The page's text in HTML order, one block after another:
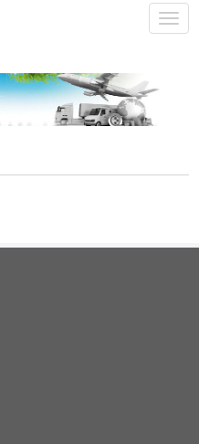
ENGLISH
菜
单